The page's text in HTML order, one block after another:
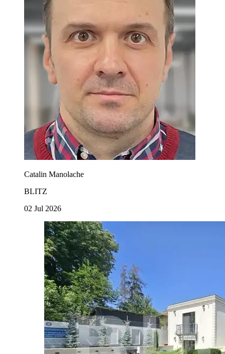
Catalin Manolache
BLITZ
02 Jul 2026